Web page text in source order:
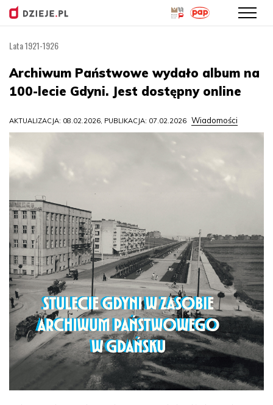
treści
Lata 1921-1926
Archiwum Państwowe wydało album na
100-lecie Gdyni. Jest dostępny online
AKTUALIZACJA: 08.02.2026, PUBLIKACJA: 07.02.2026 Wiadomości